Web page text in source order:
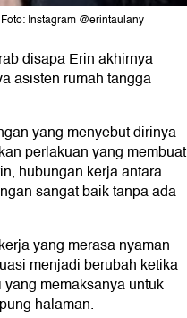
Instagram @erintaulany
disapa Erin akhirnya
asisten rumah tangga
yang menyebut dirinya
perlakuan yang membuat
hubungan kerja antara
sangat baik tanpa ada
yang merasa nyaman
menjadi berubah ketika
memaksanya untuk
halaman.